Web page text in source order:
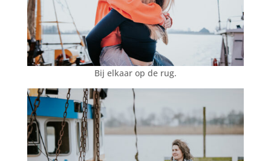
Bij elkaar op de rug.